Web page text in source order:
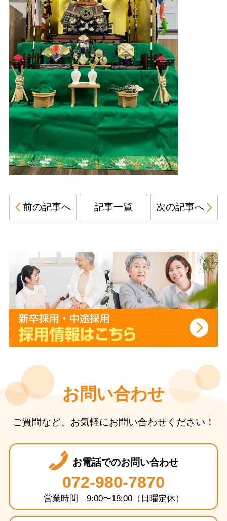
前の記事へ 次の記事へ
記事一覧
お問い合わせ
ご質問など、お気軽にお問い合わせください！
お電話でのお問い合わせ
072-980-7870
営業時間 9:00〜18:00（日曜定休）